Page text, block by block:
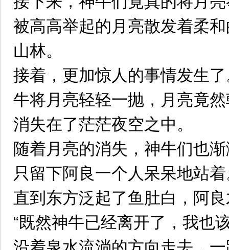
被高高举起的月亮散发着柔
山林。
接着，更加惊人的事情发生
牛将月亮轻轻一抛，月亮竟
消失在了茫茫夜空之中。
随着月亮的消失，神牛们也
只留下阿良一个人呆呆地站
直到东方泛起了鱼肚白，阿
“既然神牛已经离开了，我也